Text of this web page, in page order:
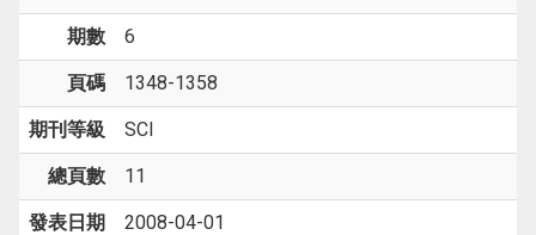
期數 6
頁碼 1348-1358
期刊等級 SCI
總頁數 11
發表日期 2008-04-01